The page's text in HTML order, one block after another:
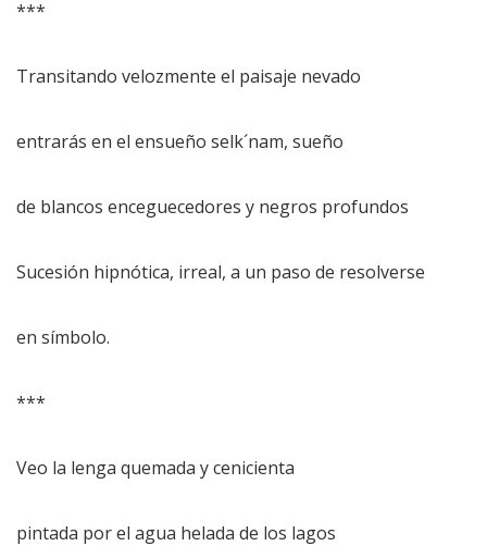
***
Transitando velozmente el paisaje nevado
entrarás en el ensueño selk´nam, sueño
de blancos enceguecedores y negros profundos
Sucesión hipnótica, irreal, a un paso de resolverse
en símbolo.
***
Veo la lenga quemada y cenicienta
pintada por el agua helada de los lagos